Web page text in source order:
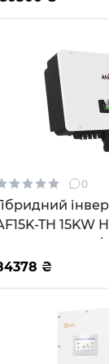
0
TH 15KW
MPPT Wi-Fi 220/
₴